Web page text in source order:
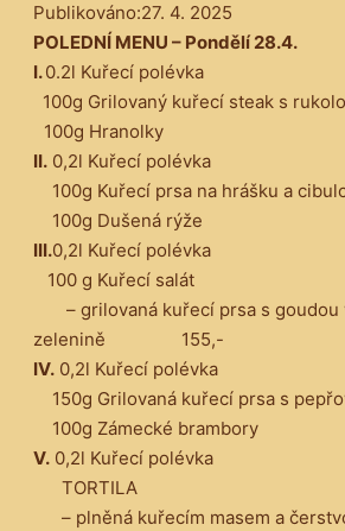
Publikováno:27. 4. 2025
POLEDNÍ MENU – Pondělí 28.4.
I.0.2l Kuřecí polévka
100g Grilovaný kuřecí steak s
100g Hranolky
II. 0,2l Kuřecí polévka
100g Kuřecí prsa na hrášku a
100g Dušená
III.0,2l Kuřecí polévka
100 g Kuřecí salát
– grilovaná kuřecí prsa s goudou
zelenině 155,-
IV. 0,2l Kuřecí polévka
150g Grilovaná kuřecí prsa s
100g Zámecké
V. 0,2l Kuřecí polévka
TORTILA
– plněná kuřecím masem a